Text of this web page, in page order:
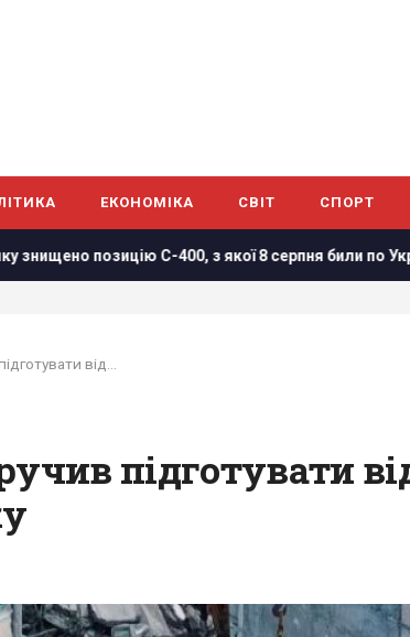
ЕКОНОМІКА СВІТ СПОРТ
400, з якої 8 серпня били по Україні, - Мадяр
підготувати